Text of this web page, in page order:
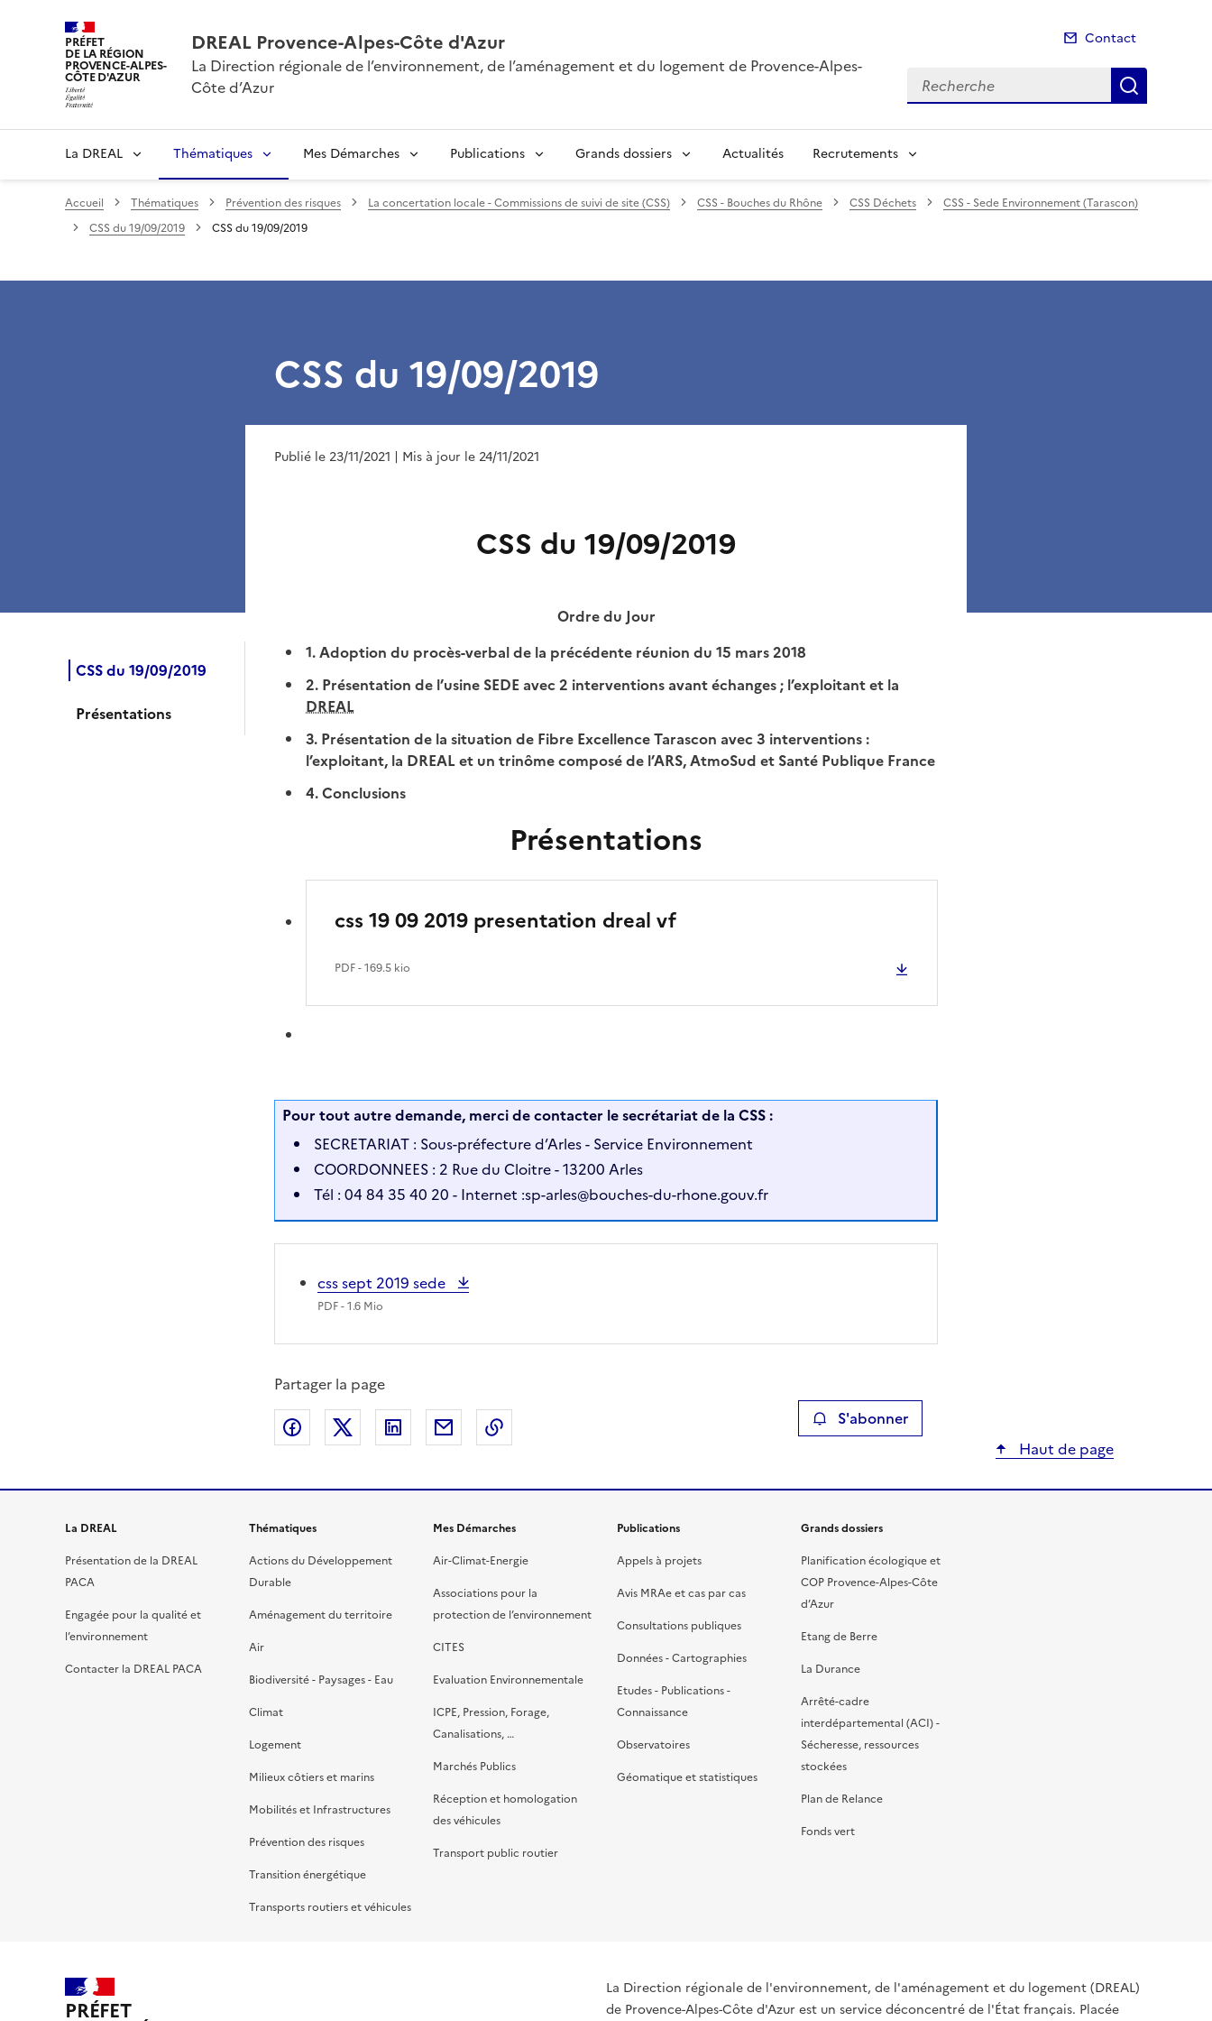
PRÉFET
DE LA RÉGION
PROVENCE-ALPES-
CÔTE D'AZUR
DREAL Provence-Alpes-Côte d'Azur
La Direction régionale de l’environnement, de l’aménagement et du logement de Provence-Alpes-
Côte d’Azur
Contact
Recherche
La DREAL Thématiques Mes Démarches Publications Grands dossiers Actualités Recrutements
Accueil Thématiques Prévention des risques La concertation locale - Commissions de suivi de site (CSS) CSS - Bouches du Rhône CSS Déchets
CSS - Sede Environnement (Tarascon)
CSS du 19/09/2019
CSS du 19/09/2019
CSS du 19/09/2019
Présentations
CSS du 19/09/2019
Publié le 23/11/2021 | Mis à jour le 24/11/2021
CSS du 19/09/2019
Ordre du Jour
1. Adoption du procès-verbal de la précédente réunion du 15 mars 2018
2. Présentation de l’usine SEDE avec 2 interventions avant échanges ; l’exploitant et la
DREAL
3. Présentation de la situation de Fibre Excellence Tarascon avec 3 interventions :
l’exploitant, la DREAL et un trinôme composé de l’ARS, AtmoSud et Santé Publique France
4. Conclusions
Présentations
css 19 09 2019 presentation dreal vf
PDF- 169.5 kio
Pour tout autre demande, merci de contacter le secrétariat de la CSS :
SECRETARIAT : Sous-préfecture d’Arles - Service Environnement
COORDONNEES : 2 Rue du Cloitre - 13200 Arles
Tél : 04 84 35 40 20 - Internet :sp-arles@bouches-du-rhone.gouv.fr
css sept 2019 sede
PDF- 1.6 Mio
Partager la page
Partager sur Facebook
Partager sur XPartager sur LinkedIn
Partager par emailCopier le lien de la page dans le presse-papier S'abonner
Haut de page
La DREAL
Présentation de la DREAL
PACA
Engagée pour la qualité et
l’environnement
Contacter la DREAL PACA
Thématiques
Actions du Développement
Durable
Aménagement du territoire
Air
Biodiversité - Paysages - Eau
Climat
Logement
Milieux côtiers et marins
Mobilités et Infrastructures
Prévention des risques
Transition énergétique
Transports routiers et véhicules
Mes Démarches
Air-Climat-Energie
Associations pour la
protection de l’environnement
CITES
Evaluation Environnementale
ICPE, Pression, Forage,
Canalisations, …
Marchés Publics
Réception et homologation
des véhicules
Transport public routier
Publications
Appels à projets
Avis MRAe et cas par cas
Consultations publiques
Données - Cartographies
Etudes - Publications -
Connaissance
Observatoires
Géomatique et statistiques
Grands dossiers
Planification écologique et
COP Provence-Alpes-Côte
d’Azur
Etang de Berre
La Durance
Arrêté-cadre
interdépartemental (ACI) -
Sécheresse, ressources
stockées
Plan de Relance
Fonds vert
PRÉFET
La Direction régionale de l'environnement, de l'aménagement et du logement (DREAL)
de Provence-Alpes-Côte d'Azur est un service déconcentré de l'État français. Placée